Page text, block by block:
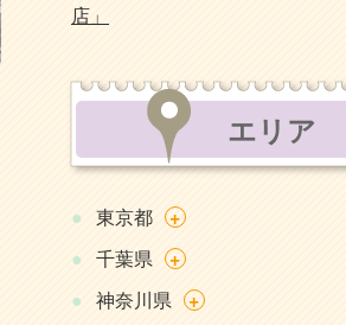
店」
エリア
東京都
+
千葉県
+
神奈川県
+